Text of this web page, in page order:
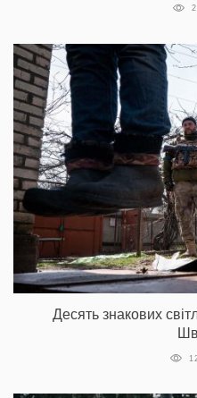
Десять знакових